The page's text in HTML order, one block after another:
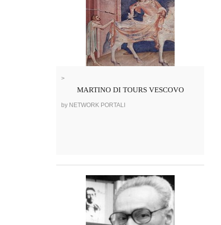
>
MARTINO DI TOURS VESCOVO
by NETWORK PORTALI